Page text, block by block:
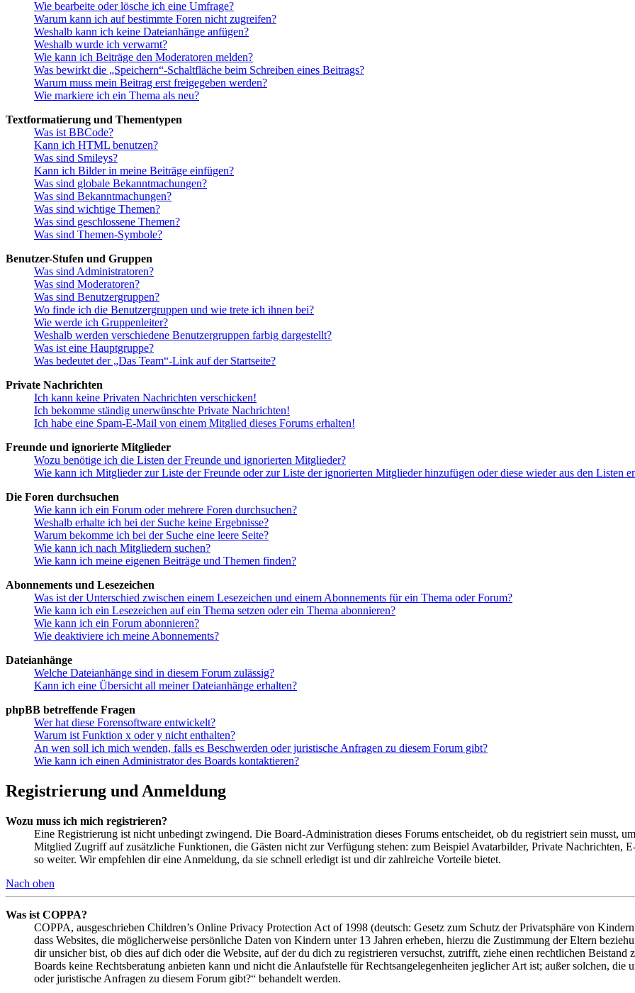
Wie bearbeite oder lösche ich eine Umfrage?
Warum kann ich auf bestimmte Foren nicht zugreifen?
Weshalb kann ich keine Dateianhänge anfügen?
Weshalb wurde ich verwarnt?
Wie kann ich Beiträge den Moderatoren melden?
Was bewirkt die „Speichern“-Schaltfläche beim Schreiben eines Beitrags?
Warum muss mein Beitrag erst freigegeben werden?
Wie markiere ich ein Thema als neu?
Textformatierung und Thementypen
Was ist BBCode?
Kann ich HTML benutzen?
Was sind Smileys?
Kann ich Bilder in meine Beiträge einfügen?
Was sind globale Bekanntmachungen?
Was sind Bekanntmachungen?
Was sind wichtige Themen?
Was sind geschlossene Themen?
Was sind Themen-Symbole?
Benutzer-Stufen und Gruppen
Was sind Administratoren?
Was sind Moderatoren?
Was sind Benutzergruppen?
Wo finde ich die Benutzergruppen und wie trete ich ihnen bei?
Wie werde ich Gruppenleiter?
Weshalb werden verschiedene Benutzergruppen farbig dargestellt?
Was ist eine Hauptgruppe?
Was bedeutet der „Das Team“-Link auf der Startseite?
Private Nachrichten
Ich kann keine Privaten Nachrichten verschicken!
Ich bekomme ständig unerwünschte Private Nachrichten!
Ich habe eine Spam-E-Mail von einem Mitglied dieses Forums erhalten!
Freunde und ignorierte Mitglieder
Wozu benötige ich die Listen der Freunde und ignorierten Mitglieder?
Wie kann ich Mitglieder zur Liste der Freunde oder zur Liste der ignorierten Mitglieder hinzufügen oder diese wieder aus den Listen
Die Foren durchsuchen
Wie kann ich ein Forum oder mehrere Foren durchsuchen?
Weshalb erhalte ich bei der Suche keine Ergebnisse?
Warum bekomme ich bei der Suche eine leere Seite?
Wie kann ich nach Mitgliedern suchen?
Wie kann ich meine eigenen Beiträge und Themen finden?
Abonnements und Lesezeichen
Was ist der Unterschied zwischen einem Lesezeichen und einem Abonnements für ein Thema oder Forum?
Wie kann ich ein Lesezeichen auf ein Thema setzen oder ein Thema abonnieren?
Wie kann ich ein Forum abonnieren?
Wie deaktiviere ich meine Abonnements?
Dateianhänge
Welche Dateianhänge sind in diesem Forum zulässig?
Kann ich eine Übersicht all meiner Dateianhänge erhalten?
phpBB betreffende Fragen
Wer hat diese Forensoftware entwickelt?
Warum ist Funktion x oder y nicht enthalten?
An wen soll ich mich wenden, falls es Beschwerden oder juristische Anfragen zu diesem Forum gibt?
Wie kann ich einen Administrator des Boards kontaktieren?
Registrierung und Anmeldung
Wozu muss ich mich registrieren?
Eine Registrierung ist nicht unbedingt zwingend. Die Board-Administration dieses Forums entscheidet, ob du registriert sein musst,
Mitglied Zugriff auf zusätzliche Funktionen, die Gästen nicht zur Verfügung stehen: zum Beispiel Avatarbilder, Private Nachrichten,
so weiter. Wir empfehlen dir eine Anmeldung, da sie schnell erledigt ist und dir zahlreiche Vorteile bietet.
Nach oben
Was ist COPPA?
COPPA, ausgeschrieben Children’s Online Privacy Protection Act of 1998 (deutsch: Gesetz zum Schutz der Privatsphäre von
dass Websites, die möglicherweise persönliche Daten von Kindern unter 13 Jahren erheben, hierzu die Zustimmung der Eltern
dir unsicher bist, ob dies auf dich oder die Website, auf der du dich zu registrieren versuchst, zutrifft, ziehe einen rechtlichen
Boards keine Rechtsberatung anbieten kann und nicht die Anlaufstelle für Rechtsangelegenheiten jeglicher Art ist; außer solchen,
oder juristische Anfragen zu diesem Forum gibt?“ behandelt werden.